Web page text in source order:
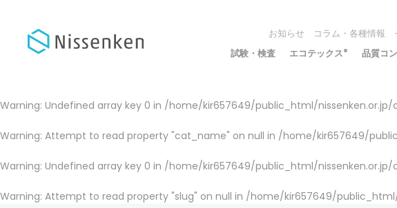
お知らせ コラム・各種情報
試験・検査 エコテックス® 品質コ
Warning: Undefined array key 0 in /home/kir657649/public_html/
Warning: Attempt to read property "cat_name" on null in /home/kir657649/
Warning: Undefined array key 0 in /home/kir657649/public_html/
Warning: Attempt to read property "slug" on null in /home/kir657649/